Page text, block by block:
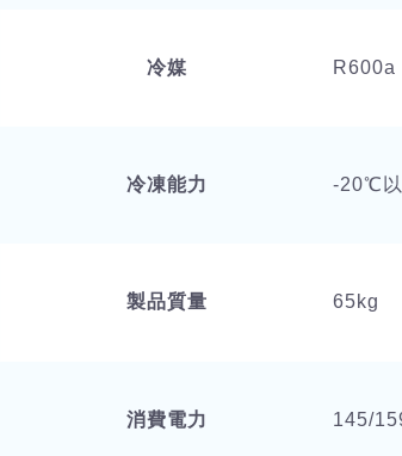
冷媒 R600a
冷凍能力 -20℃以
製品質量 65kg
消費電力 145/